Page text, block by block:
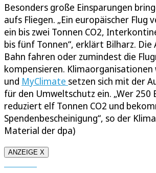
Besonders große Einsparungen
aufs Fliegen. „Ein europäischer Flug
ein bis zwei Tonnen CO2,
bis fünf Tonnen“, erklärt Bilharz.
Bahn fahren oder zumindest die
kompensieren. Klimaorganisationen
und MyClimate setzen sich mit der
für den Umweltschutz ein. „Wer 250
reduziert elf Tonnen CO2 und
Spendenbescheinigung“, so der
Material der dpa)
ANZEIGE X